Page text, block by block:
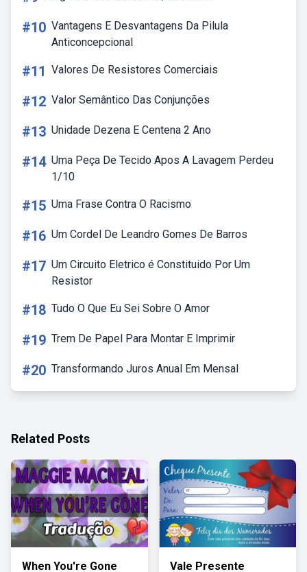
#10 Vantagens E Desvantagens Da Pilula
Anticoncepcional
#11 Valores De Resistores Comerciais
#12 Valor Semântico Das Conjunções
#13 Unidade Dezena E Centena 2 Ano
#14 Uma Peça De Tecido Apos A Lavagem Perdeu
1/10
#15 Uma Frase Contra O Racismo
#16 Um Cordel De Leandro Gomes De Barros
#17 Um Circuito Eletrico é Constituido Por Um
Resistor
#18 Tudo O Que Eu Sei Sobre O Amor
#19 Trem De Papel Para Montar E Imprimir
#20 Transformando Juros Anual Em Mensal
Related Posts
When You're Gone Vale Presente